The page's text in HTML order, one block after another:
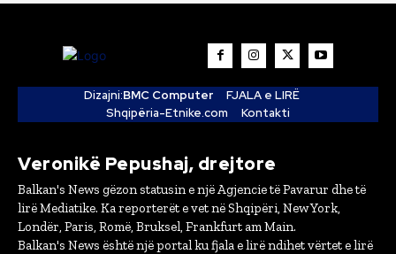
Dizajni:BMC Computer
FJALA e LIRË
Shqipëria-Etnike.com
Kontakti
Veronikë Pepushaj, drejtore
Balkan's News gëzon statusin e një Agjencie të Pavarur dhe të
lirë Mediatike. Ka reporterët e vet në Shqipëri, New York,
Londër, Paris, Romë, Bruksel, Frankfurt am Main.
Balkan's News është një portal ku fjala e lirë ndihet vërtet e lirë